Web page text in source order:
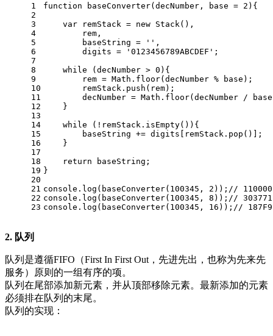
1
2
3
4
5
6
7
8
9
10
11
12
13
14
15
16
17
18
19
20
21
22
23
function baseConverter( decNumber, base = 2 ){
var remStack = new Stack (),
        rem,
        baseString =
'' ,
        digits =
'0123456789ABCDEF' ;
while (decNumber > 0 ){
        rem =
Math . floor(decNumber % base);
        remStack.
push (rem);
        decNumber =
Math . floor(decNumber /
    }
while (!remStack. isEmpty()){
        baseString += digits[remStack.
pop ()];
    }
return baseString;
}
console . log ( baseConverter( 100345 , 2 )); //
console . log ( baseConverter( 100345 , 8 )); // 303771
console . log ( baseConverter( 100345 , 16 )); // 187F9
2. 队列
队列是遵循FIFO（First In First Out，先进先出，也称为先来先
服务）原则的一组有序的项。
队列在尾部添加新元素，并从顶部移除元素。最新添加的元素
必须排在队列的末尾。
队列的实现：